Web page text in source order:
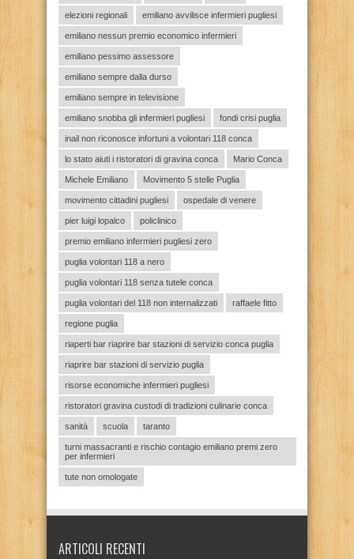
elezioni regionali emiliano avvilisce infermieri pugliesi
emiliano nessun premio economico infermieri
emiliano pessimo assessore
emiliano sempre dalla durso
emiliano sempre in televisione
emiliano snobba gli infermieri pugliesi fondi crisi puglia
inail non riconosce infortuni a volontari 118 conca
lo stato aiuti i ristoratori di gravina conca Mario Conca
Michele Emiliano Movimento 5 stelle Puglia
movimento cittadini pugliesi ospedale di venere
pier luigi lopalco policlinico
premio emiliano infermieri pugliesi zero
puglia volontari 118 a nero
puglia volontari 118 senza tutele conca
puglia volontari del 118 non internalizzati raffaele fitto
regione puglia
riaperti bar riaprire bar stazioni di servizio conca puglia
riaprire bar stazioni di servizio puglia
risorse economiche infermieri pugliesi
ristoratori gravina custodi di tradizioni culinarie conca
sanità scuola taranto
turni massacranti e rischio contagio emiliano premi zero
per infermieri
tute non omologate
ARTICOLI RECENTI